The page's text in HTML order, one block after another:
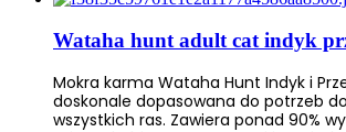
wynosiła:
150,00 zł.
wynosi:
139,50 zł.
cena
wynosiła:
300,00 zł.
cena
wynosi:
255,00 zł.
Wataha hunt adult cat indyk
Mokra karma Wataha Hunt Indyk i
doskonale dopasowana do potrzeb
wszystkich ras. Zawiera ponad 90%